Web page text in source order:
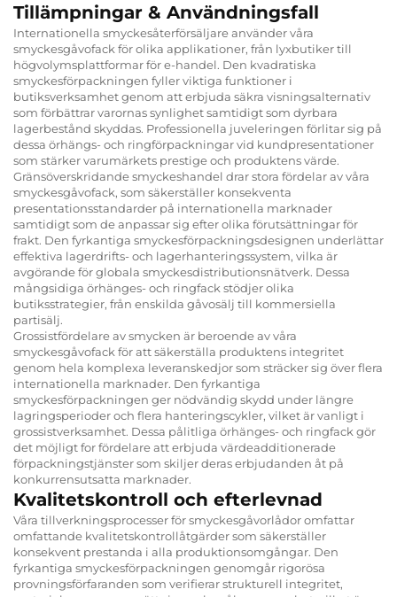
Tillämpningar & Användningsfall
Internationella smyckesåterförsäljare använder våra
smyckesgåvofack för olika applikationer, från lyxbutiker till
högvolymsplattformar för e-handel. Den kvadratiska
smyckesförpackningen fyller viktiga funktioner i
butiksverksamhet genom att erbjuda säkra visningsalternativ
som förbättrar varornas synlighet samtidigt som dyrbara
lagerbestånd skyddas. Professionella juveleringen förlitar sig på
dessa örhängs- och ringförpackningar vid kundpresentationer
som stärker varumärkets prestige och produktens värde.
Gränsöverskridande smyckeshandel drar stora fördelar av våra
smyckesgåvofack, som säkerställer konsekventa
presentationsstandarder på internationella marknader
samtidigt som de anpassar sig efter olika förutsättningar för
frakt. Den fyrkantiga smyckesförpackningsdesignen underlättar
effektiva lagerdrifts- och lagerhanteringssystem, vilka är
avgörande för globala smyckesdistributionsnätverk. Dessa
mångsidiga örhänges- och ringfack stödjer olika
butiksstrategier, från enskilda gåvosälj till kommersiella
partisälj.
Grossistfördelare av smycken är beroende av våra
smyckesgåvofack för att säkerställa produktens integritet
genom hela komplexa leveranskedjor som sträcker sig över flera
internationella marknader. Den fyrkantiga
smyckesförpackningen ger nödvändig skydd under längre
lagringsperioder och flera hanteringscykler, vilket är vanligt i
grossistverksamhet. Dessa pålitliga örhänges- och ringfack gör
det möjligt for fördelare att erbjuda värdeadditionerade
förpackningstjänster som skiljer deras erbjudanden åt på
konkurrensutsatta marknader.
Kvalitetskontroll och efterlevnad
Våra tillverkningsprocesser för smyckesgåvorlådor omfattar
omfattande kvalitetskontrollåtgärder som säkerställer
konsekvent prestanda i alla produktionsomgångar. Den
fyrkantiga smyckesförpackningen genomgår rigorösa
provningsförfaranden som verifierar strukturell integritet,